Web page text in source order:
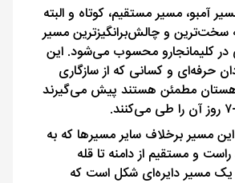
آمبو، مسیر مستقیم، کوتاه و البته
و چالش‌برانگیزترین مسیر
در کلیمانجارو محسوب می‌شود. این
حرفه‌ای و کسانی که از سازگاری
مطمئن هستند پیش می‌گیرند
این مسیر برخلاف سایر مسیرها که به
و مستقیم از دامنه تا قله
یک مسیر دایره‌ای شکل است که